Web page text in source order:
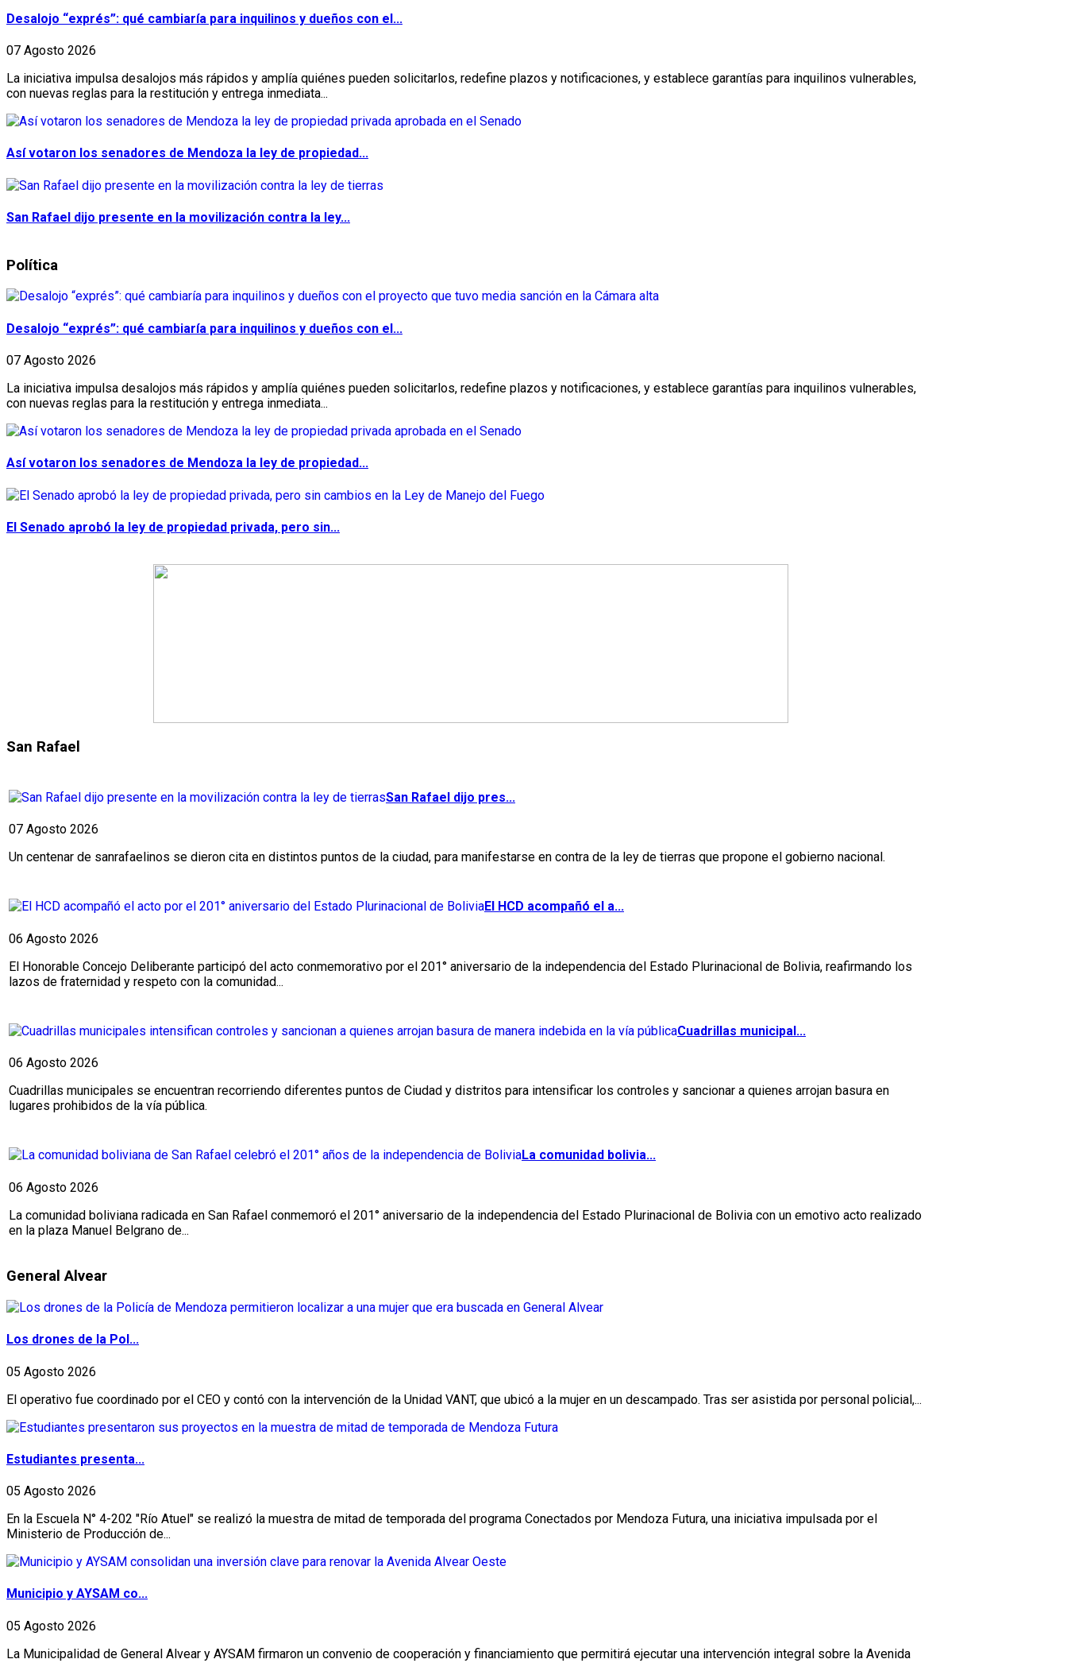
Desalojo “exprés”: qué cambiaría para inquilinos y dueños con el...
07 Agosto 2026
La iniciativa impulsa desalojos más rápidos y amplía quiénes pueden solicitarlos, redefine plazos y notificaciones, y establece garantías para inquilinos vulnerables,
con nuevas reglas para la restitución y entrega inmediata...
Así votaron los senadores de Mendoza la ley de propiedad...
San Rafael dijo presente en la movilización contra la ley...
Política
Desalojo “exprés”: qué cambiaría para inquilinos y dueños con el...
07 Agosto 2026
La iniciativa impulsa desalojos más rápidos y amplía quiénes pueden solicitarlos, redefine plazos y notificaciones, y establece garantías para inquilinos vulnerables,
con nuevas reglas para la restitución y entrega inmediata...
Así votaron los senadores de Mendoza la ley de propiedad...
El Senado aprobó la ley de propiedad privada, pero sin...
San Rafael
San Rafael dijo pres...
07 Agosto 2026
Un centenar de sanrafaelinos se dieron cita en distintos puntos de la ciudad, para manifestarse en contra de la ley de tierras que propone el gobierno nacional.
El HCD acompañó el a...
06 Agosto 2026
El Honorable Concejo Deliberante participó del acto conmemorativo por el 201° aniversario de la independencia del Estado Plurinacional de Bolivia, reafirmando los
lazos de fraternidad y respeto con la comunidad...
Cuadrillas municipal...
06 Agosto 2026
Cuadrillas municipales se encuentran recorriendo diferentes puntos de Ciudad y distritos para intensificar los controles y sancionar a quienes arrojan basura en
lugares prohibidos de la vía pública.
La comunidad bolivia...
06 Agosto 2026
La comunidad boliviana radicada en San Rafael conmemoró el 201° aniversario de la independencia del Estado Plurinacional de Bolivia con un emotivo acto realizado
en la plaza Manuel Belgrano de...
General Alvear
Los drones de la Pol...
05 Agosto 2026
El operativo fue coordinado por el CEO y contó con la intervención de la Unidad VANT, que ubicó a la mujer en un descampado. Tras ser asistida por personal policial,...
Estudiantes presenta...
05 Agosto 2026
En la Escuela N° 4-202 "Río Atuel" se realizó la muestra de mitad de temporada del programa Conectados por Mendoza Futura, una iniciativa impulsada por el
Ministerio de Producción de...
Municipio y AYSAM co...
05 Agosto 2026
La Municipalidad de General Alvear y AYSAM firmaron un convenio de cooperación y financiamiento que permitirá ejecutar una intervención integral sobre la Avenida